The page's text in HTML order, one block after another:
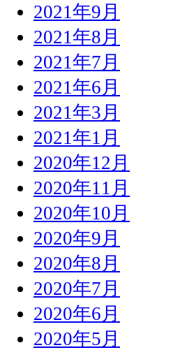
2021年9月
2021年8月
2021年7月
2021年6月
2021年3月
2021年1月
2020年12月
2020年11月
2020年10月
2020年9月
2020年8月
2020年7月
2020年6月
2020年5月